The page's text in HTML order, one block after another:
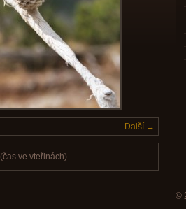
Další →
(čas ve vteřinách)
©